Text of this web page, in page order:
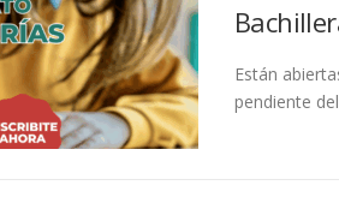
Están
pendiente